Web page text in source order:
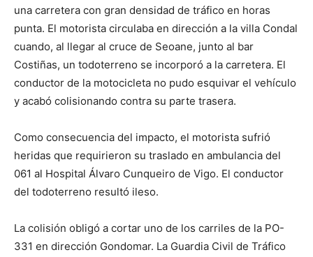
una carretera con gran densidad de tráfico en horas
punta. El motorista circulaba en dirección a la villa Condal
cuando, al llegar al cruce de Seoane, junto al bar
Costiñas, un todoterreno se incorporó a la carretera. El
conductor de la motocicleta no pudo esquivar el vehículo
y acabó colisionando contra su parte trasera.
Como consecuencia del impacto, el motorista sufrió
heridas que requirieron su traslado en ambulancia del
061 al Hospital Álvaro Cunqueiro de Vigo. El conductor
del todoterreno resultó ileso.
La colisión obligó a cortar uno de los carriles de la PO-
331 en dirección Gondomar. La Guardia Civil de Tráfico